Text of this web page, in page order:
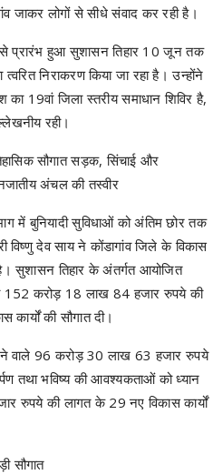
जाकर लोगों से सीधे संवाद कर रही है।
से प्रारंभ हुआ सुशासन तिहार 10 जून तक
निराकरण किया जा रहा है। उन्होंने
19वां जिला स्तरीय समाधान शिविर है,
रही।
सौगात सड़क, सिंचाई और
अंचल की तस्वीर
में बुनियादी सुविधाओं को अंतिम छोर तक
देव साय ने कोंडागांव जिले के विकास
सुशासन तिहार के अंतर्गत आयोजित
152 करोड़ 18 लाख 84 हजार रुपये की
कार्यों की सौगात दी।
वाले 96 करोड़ 30 लाख 63 हजार रुपये
तथा भविष्य की आवश्यकताओं को ध्यान
रुपये की लागत के 29 नए विकास कार्यों
सौगात